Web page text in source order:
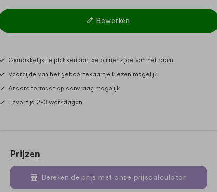
Bewerken
Gemakkelijk te plakken aan de binnenzijde van het raam
Voorzijde van het geboortekaartje kiezen mogelijk
Andere formaat op aanvraag mogelijk
Levertijd 2-3 werkdagen
Prijzen
Bereken de prijs met onze prijscalculator